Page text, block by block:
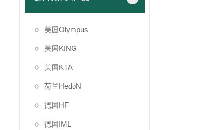
美国Olympus
美国KING
美国KTA
荷兰HedoN
德国HF
德国IML